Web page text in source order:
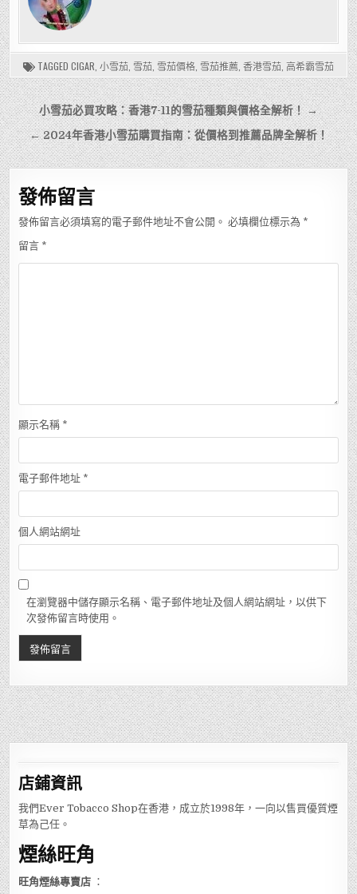
TAGGED CIGAR 小雪茄 雪茄 雪茄價格 雪茄推薦 香港雪茄 高希霸雪茄
文
章
導
覽
小雪茄必買攻略：香港7-11的雪茄種類與價格全解析！ →
← 2024年香港小雪茄購買指南：從價格到推薦品牌全解析！
發佈留言
發佈留言必須填寫的電子郵件地址不會公開。 必填欄位標示為 *
留言 *
顯示名稱 *
電子郵件地址 *
個人網站網址
在瀏覽器中儲存顯示名稱、電子郵件地址及個人網站網址，以供下
次發佈留言時使用。
店鋪資訊
我們Ever Tobacco Shop在香港，成立於1998年，一向以售買優質煙
草為己任。
煙絲旺角
旺角煙絲專賣店 ：